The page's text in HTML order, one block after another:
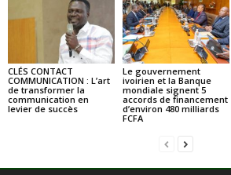
CLÉS CONTACT
COMMUNICATION : L’art
de transformer la
communication en
levier de succès
Le gouvernement
ivoirien et la Banque
mondiale signent 5
accords de financement
d’environ 480 milliards
FCFA